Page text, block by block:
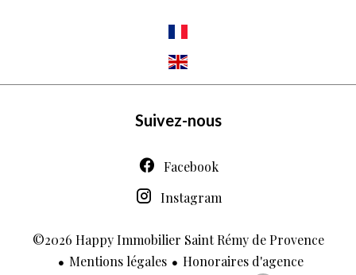
Suivez-nous
Facebook
Instagram
©2026 Happy Immobilier Saint Rémy de Provence
Mentions légales
Honoraires d'agence